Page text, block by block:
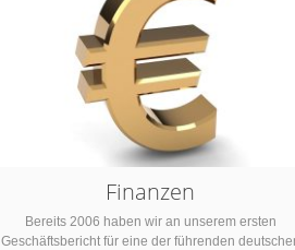
unterstellt. Ähnlich wie die britische Abteilung für
Marineunfalluntersuchungen untersucht die dortige
Bundesstelle Seeunfälle in […]
Finanzen
Bereits 2006 haben wir an unserem ersten
Geschäftsbericht für eine der führenden